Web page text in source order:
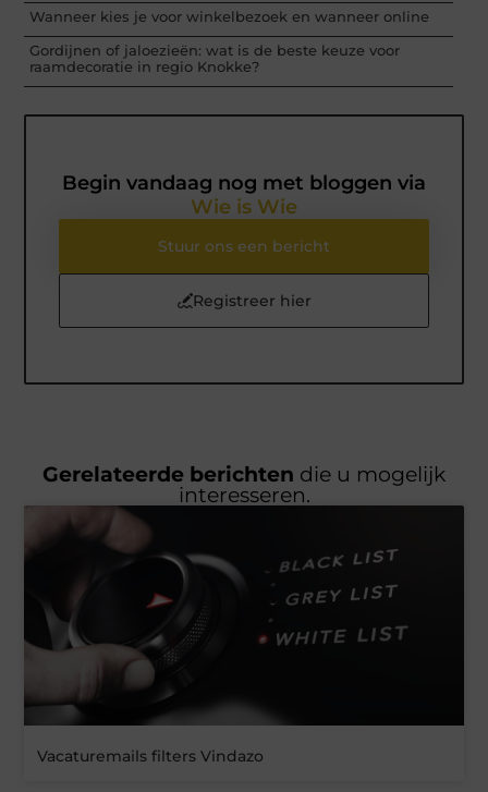
Wanneer kies je voor winkelbezoek en wanneer online
Gordijnen of jaloezieën: wat is de beste keuze voor
raamdecoratie in regio Knokke?
Begin vandaag nog met bloggen via
Wie is Wie
Stuur ons een bericht
Registreer hier
Gerelateerde berichten die u mogelijk
interesseren.
Vacaturemails filters Vindazo